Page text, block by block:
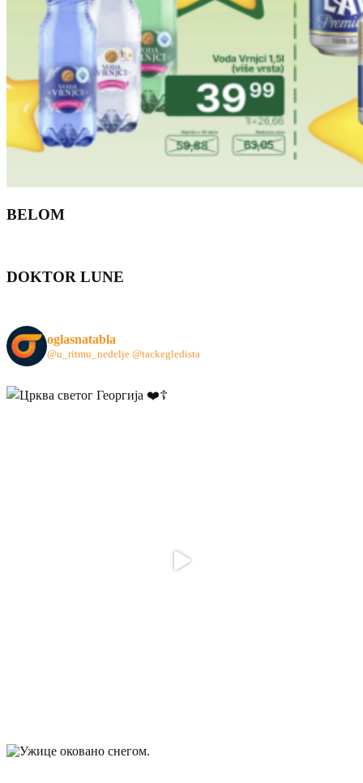
BELOM
DOKTOR LUNE
oglasnatabla
@u_ritmu_nedelje @tackegledista